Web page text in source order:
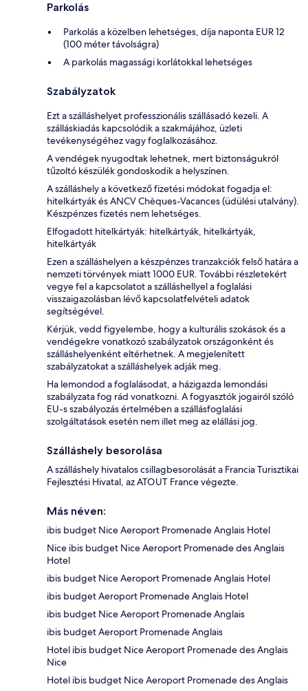
Parkolás
Parkolás a közelben lehetséges, díja naponta EUR 12
(100 méter távolságra)
A parkolás magassági korlátokkal lehetséges
Szabályzatok
Ezt a szálláshelyet professzionális szállásadó kezeli. A
szálláskiadás kapcsolódik a szakmájához, üzleti
tevékenységéhez vagy foglalkozásához.
A vendégek nyugodtak lehetnek, mert biztonságukról
tűzoltó készülék gondoskodik a helyszínen.
A szálláshely a következő fizetési módokat fogadja el:
hitelkártyák és ANCV Chèques-Vacances (üdülési utalvány).
Készpénzes fizetés nem lehetséges.
Elfogadott hitelkártyák: hitelkártyák, hitelkártyák,
hitelkártyák
Ezen a szálláshelyen a készpénzes tranzakciók felső határa a
nemzeti törvények miatt 1000 EUR. További részletekért
vegye fel a kapcsolatot a szálláshellyel a foglalási
visszaigazolásban lévő kapcsolatfelvételi adatok
segítségével.
Kérjük, vedd figyelembe, hogy a kulturális szokások és a
vendégekre vonatkozó szabályzatok országonként és
szálláshelyenként eltérhetnek. A megjelenített
szabályzatokat a szálláshelyek adják meg.
Ha lemondod a foglalásodat, a házigazda lemondási
szabályzata fog rád vonatkozni. A fogyasztók jogairól szóló
EU-s szabályozás értelmében a szállásfoglalási
szolgáltatások esetén nem illet meg az elállási jog.
Szálláshely besorolása
A szálláshely hivatalos csillagbesorolását a Francia Turisztikai
Fejlesztési Hivatal, az ATOUT France végezte.
Más néven:
ibis budget Nice Aeroport Promenade Anglais Hotel
Nice ibis budget Nice Aeroport Promenade des Anglais
Hotel
ibis budget Nice Aeroport Promenade Anglais Hotel
ibis budget Aeroport Promenade Anglais Hotel
ibis budget Nice Aeroport Promenade Anglais
ibis budget Aeroport Promenade Anglais
Hotel ibis budget Nice Aeroport Promenade des Anglais
Nice
Hotel ibis budget Nice Aeroport Promenade des Anglais